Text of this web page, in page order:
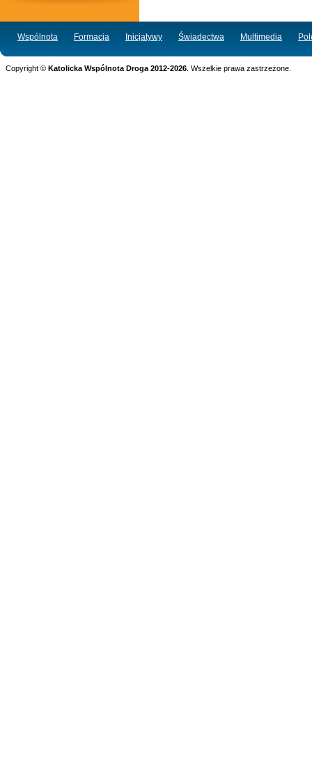
Wspólnota Formacja Inicjatywy Świadectwa Multimedia
Copyright © Katolicka Wspólnota Droga 2012-2026 . Wszelkie prawa zastrzeżone.